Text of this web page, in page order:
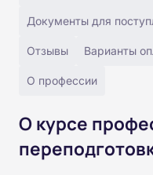
Документы для
Отзывы Варианты
О профессии
О курсе